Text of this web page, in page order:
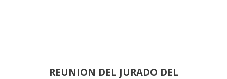
REUNION DEL JURADO DEL